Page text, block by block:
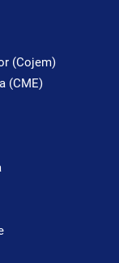
(Cojem)
(CME)